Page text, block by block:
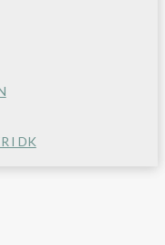
I DK